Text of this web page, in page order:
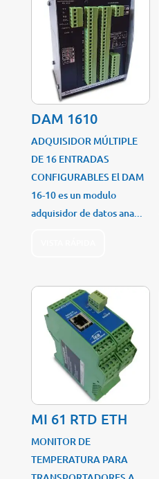
DAM 1610
ADQUISIDOR MÚLTIPLE
DE 16 ENTRADAS
CONFIGURABLES El DAM
16-10 es un modulo
adquisidor de datos ana...
MI 61 RTD ETH
MONITOR DE
TEMPERATURA PARA